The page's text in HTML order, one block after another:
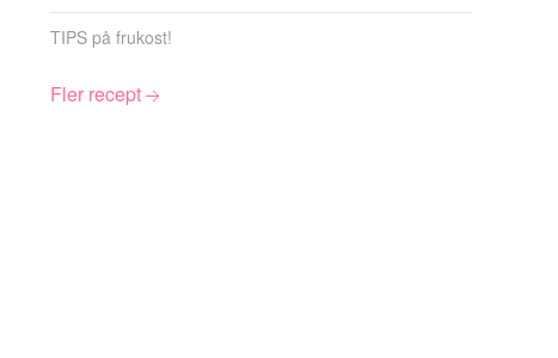
TIPS på frukost!
Fler recept